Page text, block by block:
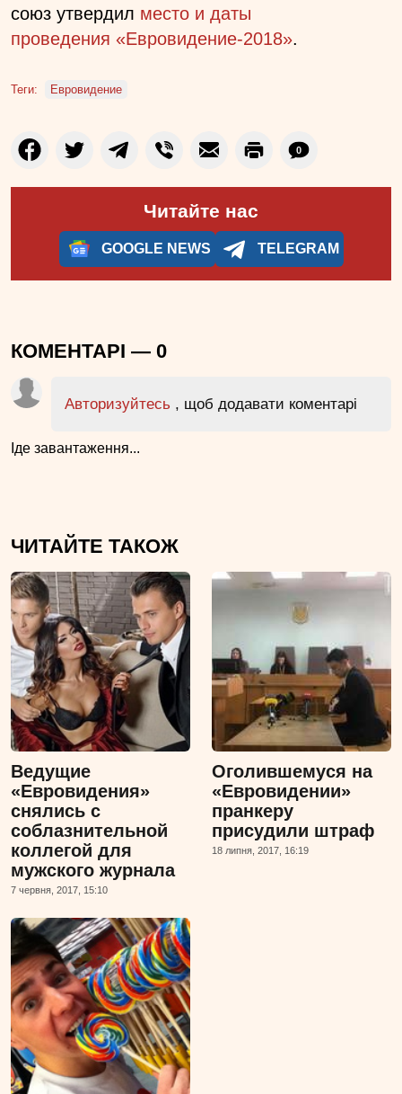
союз утвердил место и даты
проведения «Евровидение-2018».
Теги: Евровидение
0
Читайте нас
GOOGLE NEWS TELEGRAM
КОМЕНТАРІ — 0
Авторизуйтесь , щоб додавати коментарі
Іде завантаження...
ЧИТАЙТЕ ТАКОЖ
Ведущие
«Евровидения»
снялись с
соблазнительной
коллегой для
мужского журнала
7 червня, 2017, 15:10
Оголившемуся на
«Евровидении»
пранкеру
присудили штраф
18 липня, 2017, 16:19